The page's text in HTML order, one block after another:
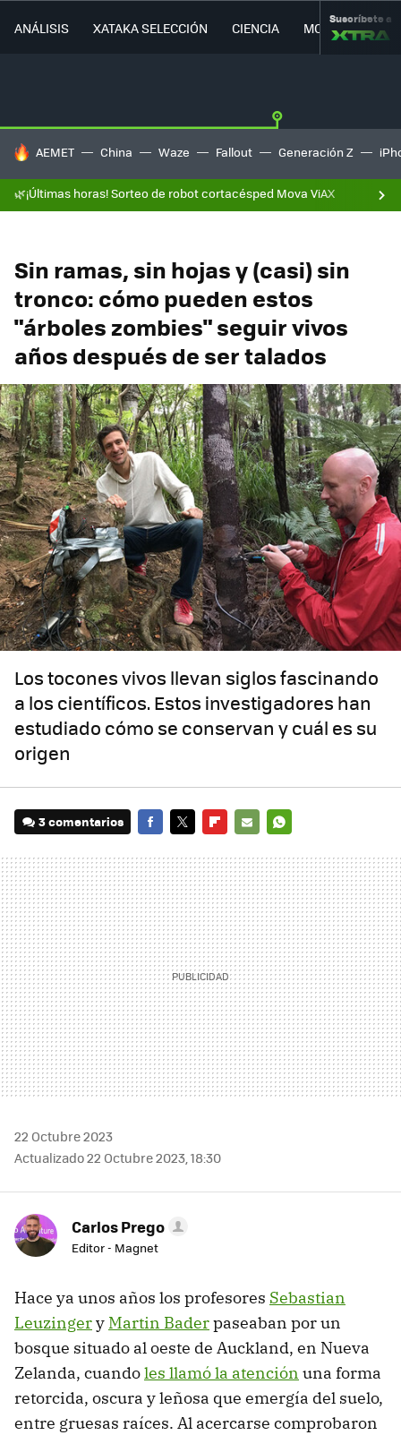
ANÁLISIS XATAKA SELECCIÓN CIENCIA MOVILIDAD
Suscríbete a
HOY SE HABLA DE
AEMET China Waze Fallout Generación Z
🌿¡Últimas horas! Sorteo de robot cortacésped Mova ViAX
Sin ramas, sin hojas y (casi) sin
tronco: cómo pueden estos
"árboles zombies" seguir vivos
años después de ser talados
Los tocones vivos llevan siglos fascinando
a los científicos. Estos investigadores han
estudiado cómo se conservan y cuál es su
origen
3 comentarios
MAIL
22 Octubre 2023
Actualizado 22 Octubre 2023, 18:30
Carlos Prego
Editor - Magnet
Hace ya unos años los profesores Sebastian
Leuzingery Martin Baderpaseaban por un
bosque situado al oeste de Auckland, en Nueva
Zelanda, cuandoles llamó la atención una forma
retorcida, oscura y leñosa que emergía del suelo,
entre gruesas raíces. Al acercarse comprobaron